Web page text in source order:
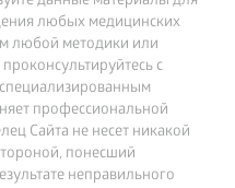
любых медицинских
любой методики или
с
профессиональной
Сайта не несет никакой
понесший
неправильного